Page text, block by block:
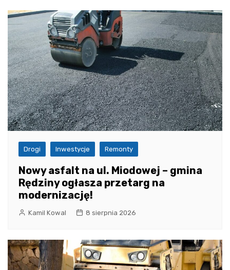
Drogi Inwestycje Remonty
Nowy asfalt na ul. Miodowej – gmina
Rędziny ogłasza przetarg na
modernizację!
Kamil Kowal 8 sierpnia 2026